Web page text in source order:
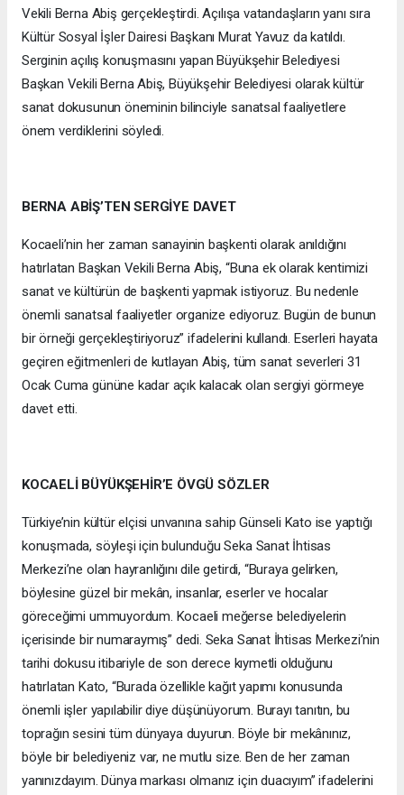
Vekili Berna Abiş gerçekleştirdi. Açılışa vatandaşların yanı sıra
Kültür Sosyal İşler Dairesi Başkanı Murat Yavuz da katıldı.
Serginin açılış konuşmasını yapan Büyükşehir Belediyesi
Başkan Vekili Berna Abiş, Büyükşehir Belediyesi olarak kültür
sanat dokusunun öneminin bilinciyle sanatsal faaliyetlere
önem verdiklerini söyledi.
BERNA ABİŞ’TEN SERGİYE DAVET
Kocaeli’nin her zaman sanayinin başkenti olarak anıldığını
hatırlatan Başkan Vekili Berna Abiş, “Buna ek olarak kentimizi
sanat ve kültürün de başkenti yapmak istiyoruz. Bu nedenle
önemli sanatsal faaliyetler organize ediyoruz. Bugün de bunun
bir örneği gerçekleştiriyoruz” ifadelerini kullandı. Eserleri hayata
geçiren eğitmenleri de kutlayan Abiş, tüm sanat severleri 31
Ocak Cuma gününe kadar açık kalacak olan sergiyi görmeye
davet etti.
KOCAELİ BÜYÜKŞEHİR’E ÖVGÜ SÖZLER
Türkiye’nin kültür elçisi unvanına sahip Günseli Kato ise yaptığı
konuşmada, söyleşi için bulunduğu Seka Sanat İhtisas
Merkezi’ne olan hayranlığını dile getirdi, “Buraya gelirken,
böylesine güzel bir mekân, insanlar, eserler ve hocalar
göreceğimi ummuyordum. Kocaeli meğerse belediyelerin
içerisinde bir numaraymış” dedi. Seka Sanat İhtisas Merkezi’nin
tarihi dokusu itibariyle de son derece kıymetli olduğunu
hatırlatan Kato, “Burada özellikle kağıt yapımı konusunda
önemli işler yapılabilir diye düşünüyorum. Burayı tanıtın, bu
toprağın sesini tüm dünyaya duyurun. Böyle bir mekânınız,
böyle bir belediyeniz var, ne mutlu size. Ben de her zaman
yanınızdayım. Dünya markası olmanız için duacıyım” ifadelerini